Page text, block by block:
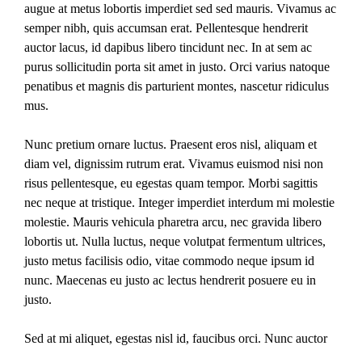
augue at metus lobortis imperdiet sed sed mauris. Vivamus ac
semper nibh, quis accumsan erat. Pellentesque hendrerit
auctor lacus, id dapibus libero tincidunt nec. In at sem ac
purus sollicitudin porta sit amet in justo. Orci varius natoque
penatibus et magnis dis parturient montes, nascetur ridiculus
mus.
Nunc pretium ornare luctus. Praesent eros nisl, aliquam et
diam vel, dignissim rutrum erat. Vivamus euismod nisi non
risus pellentesque, eu egestas quam tempor. Morbi sagittis
nec neque at tristique. Integer imperdiet interdum mi molestie
molestie. Mauris vehicula pharetra arcu, nec gravida libero
lobortis ut. Nulla luctus, neque volutpat fermentum ultrices,
justo metus facilisis odio, vitae commodo neque ipsum id
nunc. Maecenas eu justo ac lectus hendrerit posuere eu in
justo.
Sed at mi aliquet, egestas nisl id, faucibus orci. Nunc auctor